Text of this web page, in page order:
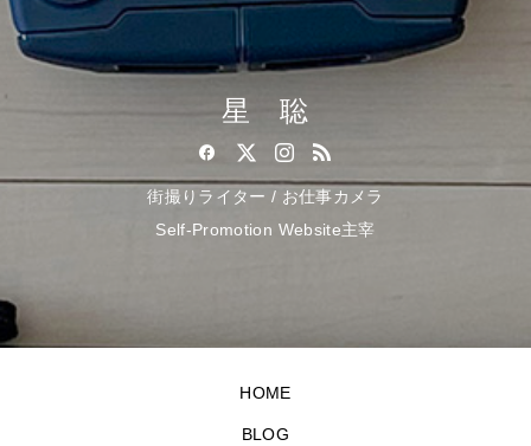
星 聡
街撮りライター / お仕事カメラ
Self-Promotion Website主宰
HOME
BLOG